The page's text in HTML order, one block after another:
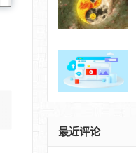
最近评论